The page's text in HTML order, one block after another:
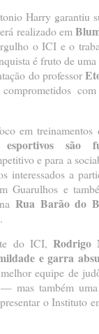
Harry garantiu
realizado em
o ICI e o
é fruto de
do professor
em treinamentos
esportivos são
e para a
interessados a
Guarulhos e
Rua Barão do
.
do ICI,Rodrigo
e garra
equipe de
mas também uma
o Instituto